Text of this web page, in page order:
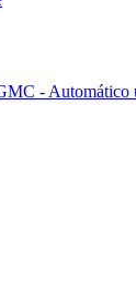
- Automático